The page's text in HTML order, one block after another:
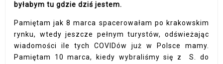
byłabym tu gdzie dziś jestem.
Pamiętam jak 8 marca spacerowałam po krakowskim
rynku, wtedy jeszcze pełnym turystów, odświeżając
wiadomości ile tych COVIDów już w Polsce mamy.
Pamiętam 10 marca, kiedy wybraliśmy się z S. do